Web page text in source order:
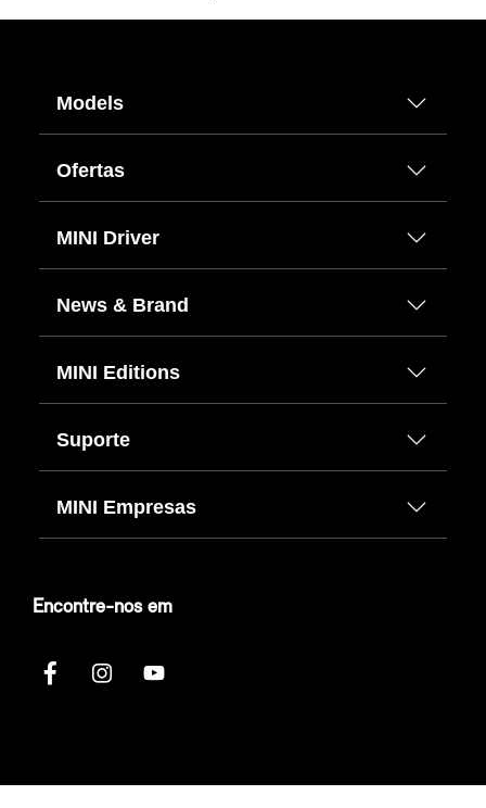
Models
Ofertas
MINI Driver
News & Brand
MINI Editions
Suporte
MINI Empresas
Encontre-nos em